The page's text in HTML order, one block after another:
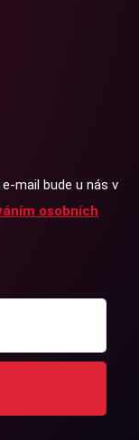
mail bude u nás v
osobních